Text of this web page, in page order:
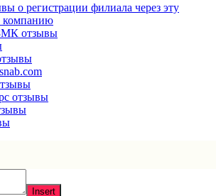
о регистрации филиала через эту
компанию
отзывы
отзывы
Insert